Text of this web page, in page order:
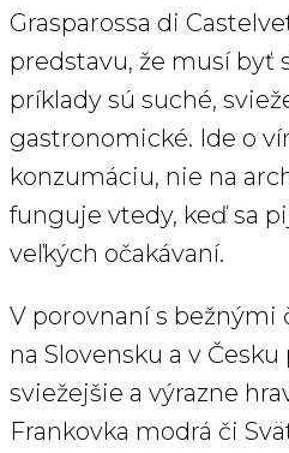
Grasparossa di
predstavu, že musí byť
príklady sú suché,
gastronomické. Ide o
konzumáciu, nie na
funguje vtedy, keď sa
veľkých očakávaní.
V porovnaní s
na Slovensku a v
sviežejšie a výrazne
Frankovka modrá či